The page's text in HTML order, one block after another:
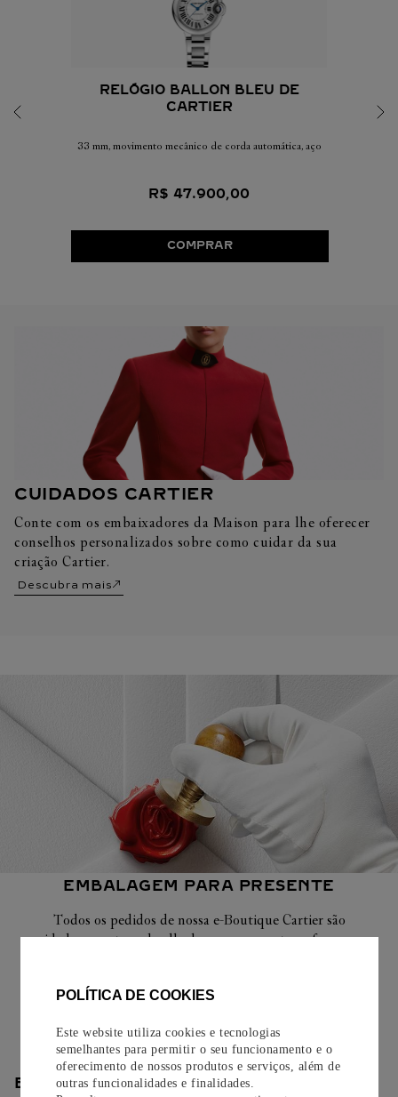
POLÍTICA DE COOKIES
Este website utiliza cookies e tecnologias
semelhantes para permitir o seu funcionamento e o
oferecimento de nossos produtos e serviços, além de
outras funcionalidades e finalidades.
RELÓGIO BALLON BLEU DE
CARTIER
33 mm, movimento mecânico de corda automática, aço
R$ 47.900,00
COMPRAR
CUIDADOS CARTIER
Conte com os embaixadores da Maison para lhe oferecer
conselhos personalizados sobre como cuidar da sua
criação Cartier.
Descubra mais
EMBALAGEM PARA PRESENTE
Todos os pedidos de nossa e-Boutique Cartier são
cuidadosamente embrulhados para presente e oferecem a
Saiba mais
ENTREGA/DEVOLUÇÃO